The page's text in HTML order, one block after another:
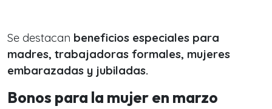
Se destacan beneficios especiales para
madres, trabajadoras formales, mujeres
embarazadas y jubiladas.
Bonos para la mujer en marzo